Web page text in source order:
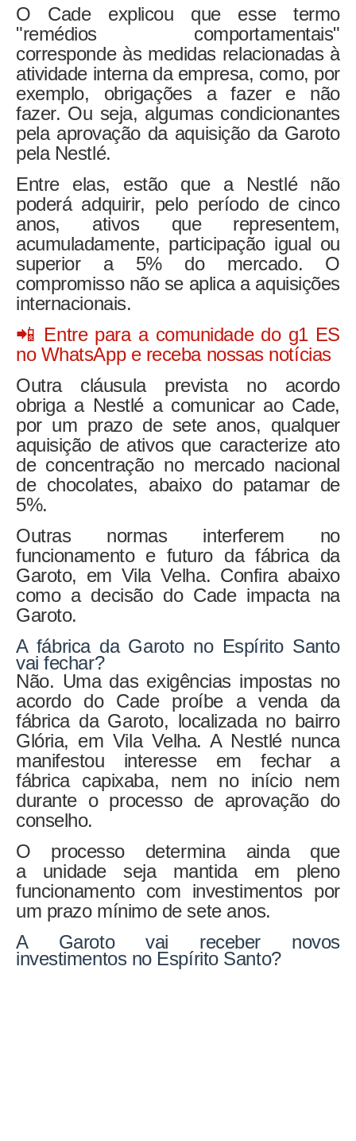
O Cade explicou que esse termo
"remédios comportamentais"
corresponde às medidas relacionadas à
atividade interna da empresa, como, por
exemplo, obrigações a fazer e não
fazer. Ou seja, algumas condicionantes
pela aprovação da aquisição da Garoto
pela Nestlé.
Entre elas, estão que a Nestlé não
poderá adquirir, pelo período de cinco
anos, ativos que representem,
acumuladamente, participação igual ou
superior a 5% do mercado. O
compromisso não se aplica a aquisições
internacionais.
📲 Entre para a comunidade do g1 ES
no WhatsApp e receba nossas notícias
Outra cláusula prevista no acordo
obriga a Nestlé a comunicar ao Cade,
por um prazo de sete anos, qualquer
aquisição de ativos que caracterize ato
de concentração no mercado nacional
de chocolates, abaixo do patamar de
5%.
Outras normas interferem no
funcionamento e futuro da fábrica da
Garoto, em Vila Velha. Confira abaixo
como a decisão do Cade impacta na
Garoto.
A fábrica da Garoto no Espírito Santo
vai fechar?
Não. Uma das exigências impostas no
acordo do Cade proíbe a venda da
fábrica da Garoto, localizada no bairro
Glória, em Vila Velha. A Nestlé nunca
manifestou interesse em fechar a
fábrica capixaba, nem no início nem
durante o processo de aprovação do
conselho.
O processo determina ainda que
a unidade seja mantida em pleno
funcionamentocom investimentos por
um prazo mínimo de sete anos.
A Garoto vai receber novos
investimentos no Espírito Santo?